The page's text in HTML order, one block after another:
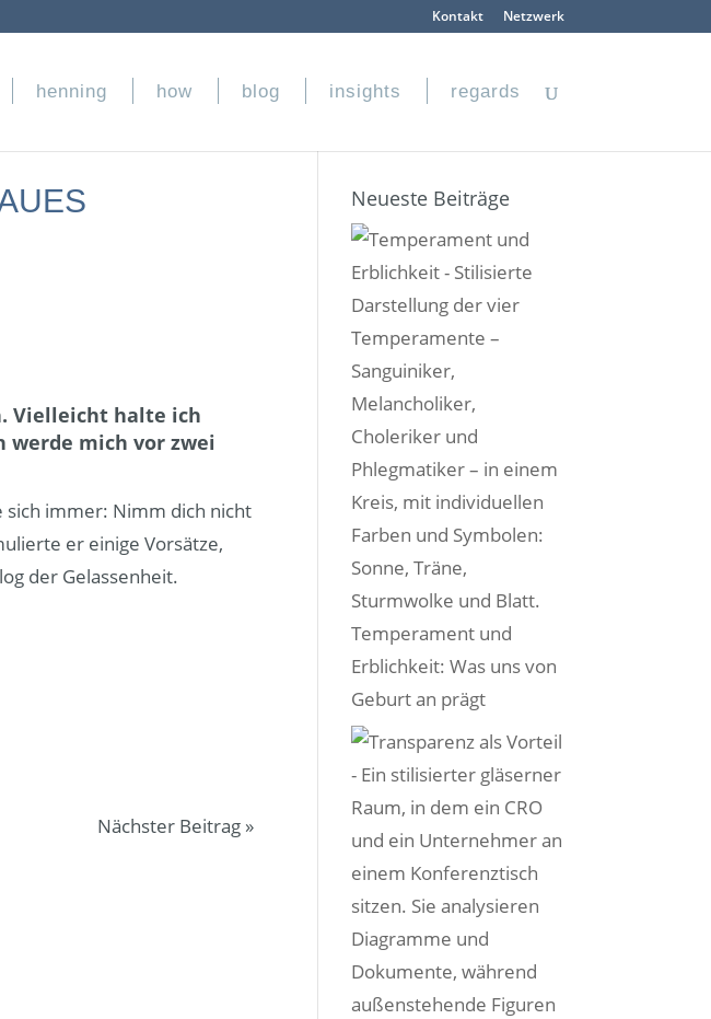
Kontakt Netzwerk
henning how blog insights regards
Vielleicht halte ich
werde mich vor zwei
sich immer: Nimm dich nicht
er einige Vorsätze,
der Gelassenheit.
Nächster Beitrag »
Neueste Beiträge
Temperament und
Erblichkeit: Was uns von
Geburt an prägt